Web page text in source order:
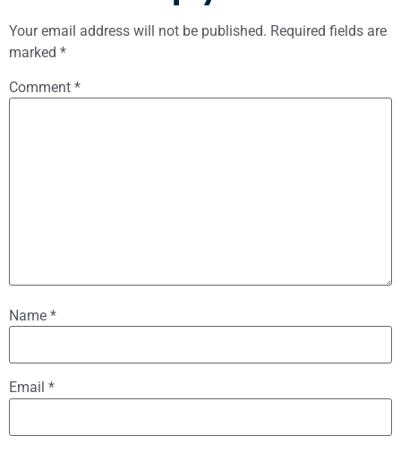
Your email address will not be published. Required fields are
marked *
Comment *
Name *
Email *